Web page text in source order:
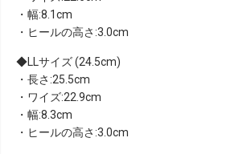
・幅:8.1cm
・ヒールの高さ:3.0cm
LLサイズ (24.5cm)
・長さ:25.5cm
・ワイズ:22.9cm
・幅:8.3cm
・ヒールの高さ:3.0cm